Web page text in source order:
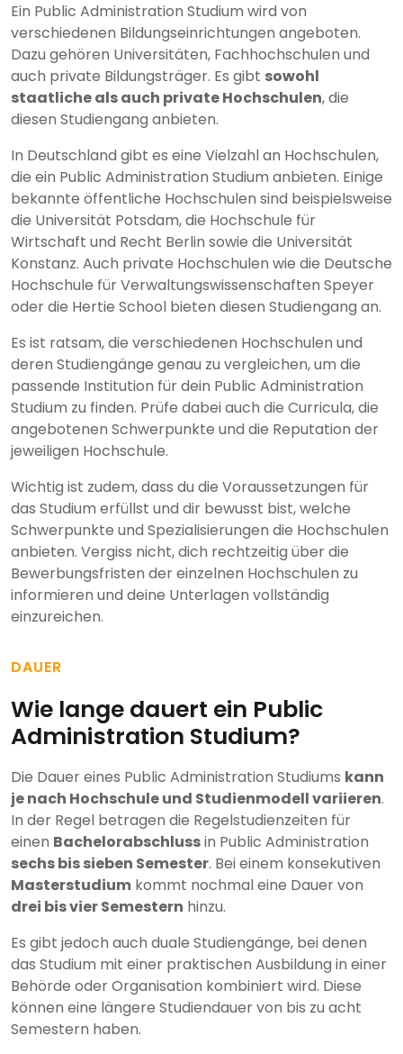
Ein Public Administration Studium wird von
verschiedenen Bildungseinrichtungen angeboten.
Dazu gehören Universitäten, Fachhochschulen und
auch private Bildungsträger. Es gibt sowohl
staatliche als auch private Hochschulen, die
diesen Studiengang anbieten.
In Deutschland gibt es eine Vielzahl an Hochschulen,
die ein Public Administration Studium anbieten. Einige
bekannte öffentliche Hochschulen sind beispielsweise
die Universität Potsdam, die Hochschule für
Wirtschaft und Recht Berlin sowie die Universität
Konstanz. Auch private Hochschulen wie die Deutsche
Hochschule für Verwaltungswissenschaften Speyer
oder die Hertie School bieten diesen Studiengang an.
Es ist ratsam, die verschiedenen Hochschulen und
deren Studiengänge genau zu vergleichen, um die
passende Institution für dein Public Administration
Studium zu finden. Prüfe dabei auch die Curricula, die
angebotenen Schwerpunkte und die Reputation der
jeweiligen Hochschule.
Wichtig ist zudem, dass du die Voraussetzungen für
das Studium erfüllst und dir bewusst bist, welche
Schwerpunkte und Spezialisierungen die Hochschulen
anbieten. Vergiss nicht, dich rechtzeitig über die
Bewerbungsfristen der einzelnen Hochschulen zu
informieren und deine Unterlagen vollständig
einzureichen.
DAUER
Wie lange dauert ein Public
Administration Studium?
Die Dauer eines Public Administration Studiums kann
je nach Hochschule und Studienmodell variieren.
In der Regel betragen die Regelstudienzeiten für
einen Bachelorabschlussin Public Administration
sechs bis sieben Semester. Bei einem konsekutiven
Masterstudium kommt nochmal eine Dauer von
drei bis vier Semestern hinzu.
Es gibt jedoch auch duale Studiengänge, bei denen
das Studium mit einer praktischen Ausbildung in einer
Behörde oder Organisation kombiniert wird. Diese
können eine längere Studiendauer von bis zu acht
Semestern haben.